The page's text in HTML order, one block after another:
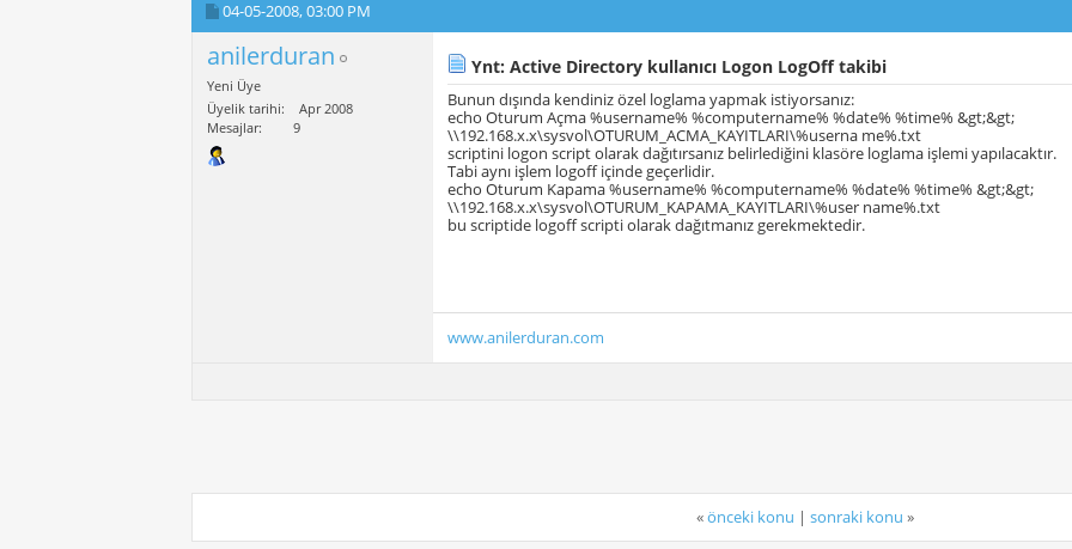
04-05-2008,03:00 PM
anilerduran
Yeni Üye
Üyelik tarihi
Apr 2008
Mesajlar
9
Ynt: Active Directory kullanıcı Logon LogOff takibi
Bunun dışında kendiniz özel loglama yapmak istiyorsanız:
echo Oturum Açma %username% %computername% %date% %time% &gt;&gt;
\\192.168.x.x\sysvol\OTURUM_ACMA_KAYITLARI\%userna me%.txt
scriptini logon script olarak dağıtırsanız belirlediğini klasöre loglama işlemi yapılacaktır.
Tabi aynı işlem logoff içinde geçerlidir.
echo Oturum Kapama %username% %computername% %date% %time% &gt;&gt;
\\192.168.x.x\sysvol\OTURUM_KAPAMA_KAYITLARI\%user name%.txt
bu scriptide logoff scripti olarak dağıtmanız gerekmektedir.
www.anilerduran.com
«önceki konu | sonraki konu »